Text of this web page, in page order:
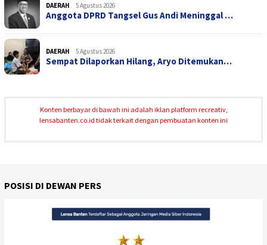
DAERAH 5 Agustus 2026
Anggota DPRD Tangsel Gus Andi Meninggal …
DAERAH 5 Agustus 2026
Sempat Dilaporkan Hilang, Aryo Ditemukan…
Konten berbayar di bawah ini adalah iklan platform recreativ,
lensabanten.co.id tidak terkait dengan pembuatan konten ini
POSISI DI DEWAN PERS